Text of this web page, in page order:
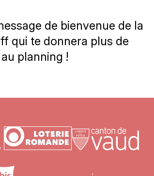
de bienvenue de la
qui te donnera plus de
planning !